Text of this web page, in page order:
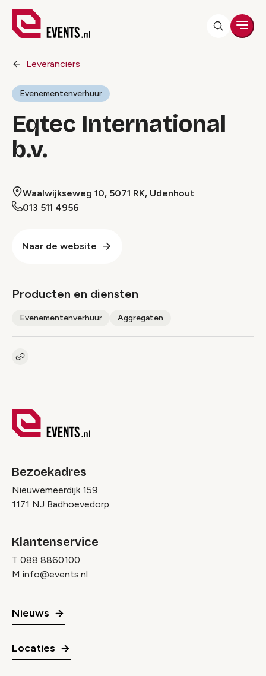
Leveranciers
Evenementenverhuur
Eqtec International
b.v.
Waalwijkseweg 10, 5071 RK, Udenhout
013 511 4956
Naar de website
Producten en diensten
Evenementenverhuur Aggregaten
Kopieer link naar pagina
Bezoekadres
Nieuwemeerdijk 159
1171 NJ Badhoevedorp
Klantenservice
T 088 8860100
M info@events.nl
Nieuws
Locaties